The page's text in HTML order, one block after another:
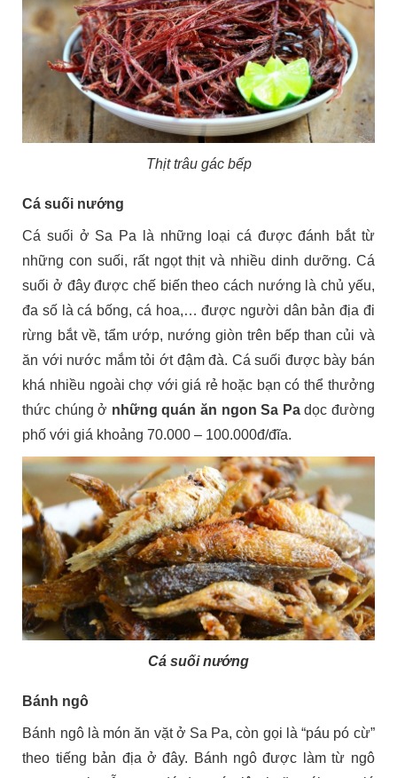
Thịt trâu gác bếp
Cá suối nướng
Cá suối ở Sa Pa là những loại cá được đánh bắt từ
những con suối, rất ngọt thịt và nhiều dinh dưỡng. Cá
suối ở đây được chế biến theo cách nướng là chủ yếu,
đa số là cá bống, cá hoa,… được người dân bản địa đi
rừng bắt về, tẩm ướp, nướng giòn trên bếp than củi và
ăn với nước mắm tỏi ớt đậm đà. Cá suối được bày bán
khá nhiều ngoài chợ với giá rẻ hoặc bạn có thể thưởng
thức chúng ở những quán ăn ngon Sa Padọc đường
phố với giá khoảng 70.000 – 100.000đ/đĩa.
Cá suối nướng
Bánh ngô
Bánh ngô là món ăn vặt ở Sa Pa, còn gọi là “páu pó cừ”
theo tiếng bản địa ở đây. Bánh ngô được làm từ ngô